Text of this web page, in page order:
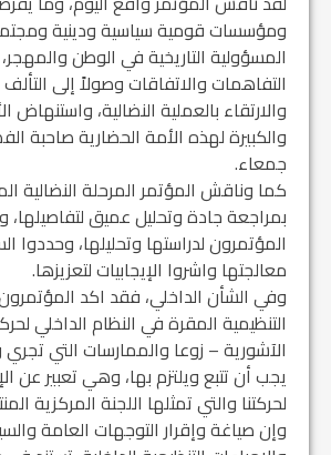
ومؤسسات قومية سياسية ودينية
المسؤولية التاريخية في الوطن
التفاهمات والاتفاقات وصولاً إلى
والارتقاء بالعملية النضالية، واستنهاض
والكبيرة لهذه الأمة الحضارية صاحبة
جمعاء.
كما وناقش المؤتمر المرحلة النضالية
بمراجعة جادة وتحليل عميق
المؤتمرون لدراستها وتحليلها، وحددوا
معالجتها واشروا الإيجابيات لتعزيزها.
وفي الشأن الداخلي، فقد اكد
التنظيمية المقرة في النظام الداخلي
الآشورية – زوعا والممارسات التي
يجب أن تتبع ويلتزم بها، وهي تعبير عن
لحركتنا والتي تمثلها اللجنة المركزية
وإن صياغة وإقرار التوجهات العامة